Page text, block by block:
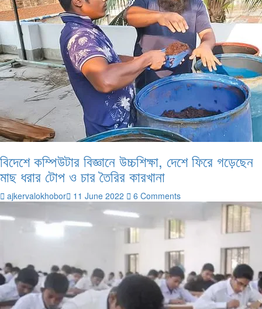
বিদেশে কম্পিউটার বিজ্ঞানে উচ্চশিক্ষা, দেশে ফিরে গড়েছেন
মাছ ধরার টোপ ও চার তৈরির কারখানা
ajkervalokhobor 11 June 2022 6 Comments